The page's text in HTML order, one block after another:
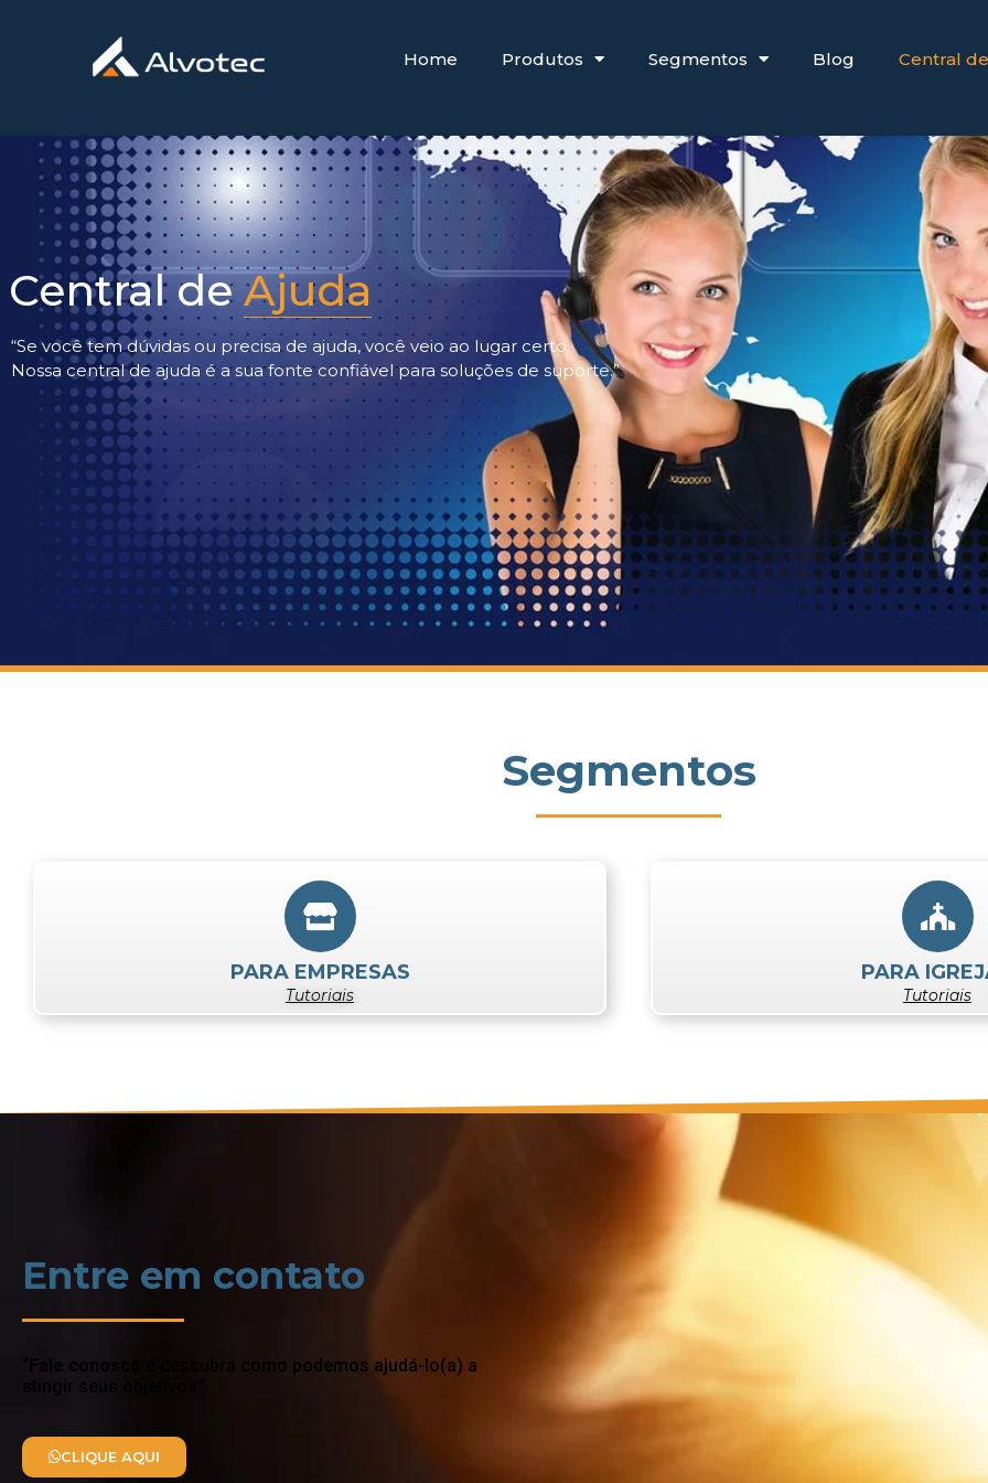
Home Produtos Segmentos Blog Central
Central deAjuda
“Se você tem dúvidas ou precisa de ajuda, você veio ao lugar certo.
Nossa central de ajuda é a sua fonte confiável para soluções de suporte.”
Segmentos
PARA EMPRESAS
Tutoriais
PARA
Tutoriais
Entre em contato
Fale conosco
e descubra como podemos ajudá-lo(a) a
CLIQUE AQUI